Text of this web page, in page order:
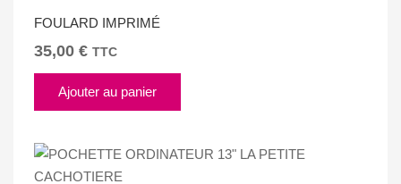
FOULARD IMPRIMÉ
35,00 € TTC
Ajouter au panier